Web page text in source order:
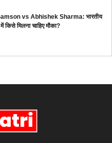
vs Abhishek Sharma: भारतीय
किसे मिलना चाहिए मौका?